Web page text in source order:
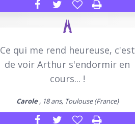
Ce qui me rend heureuse, c'est
de voir Arthur s'endormir en
cours... !
Carole, 18 ans, Toulouse (France)